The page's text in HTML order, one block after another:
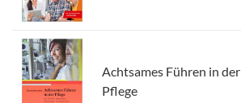
Achtsames Führen in der
Pflege